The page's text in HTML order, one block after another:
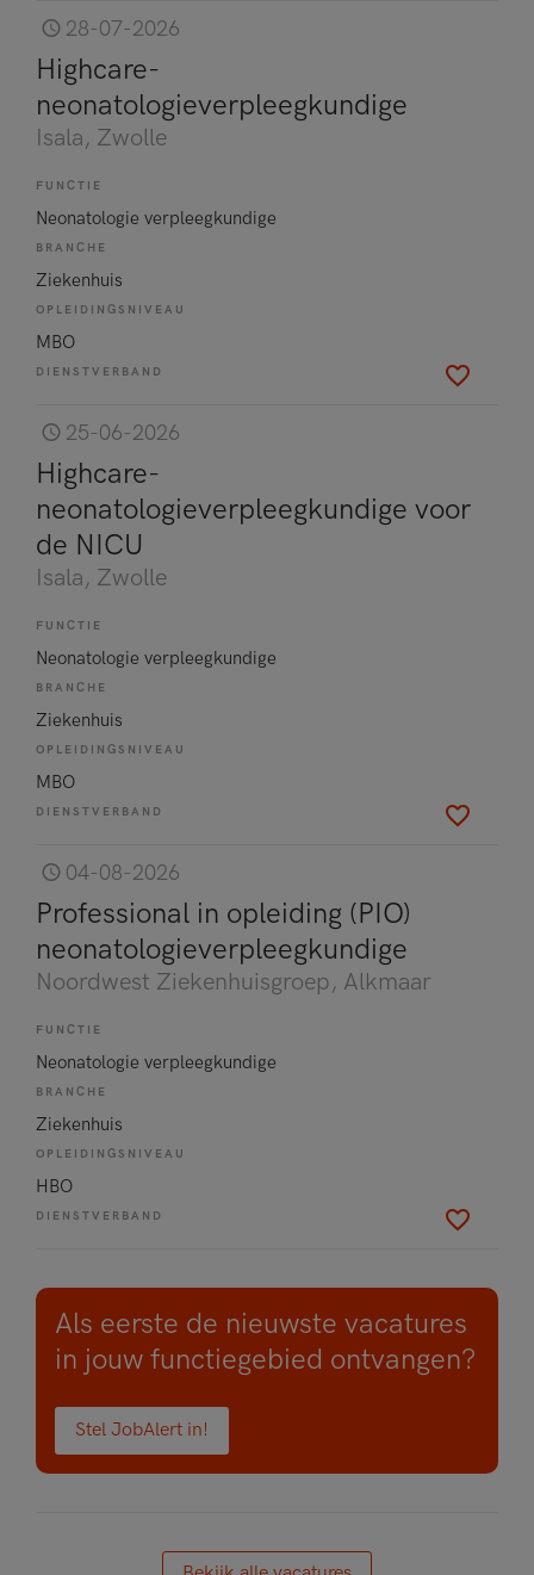
28-07-2026
Highcare-
neonatologieverpleegkundige
Isala, Zwolle
FUNCTIE
Neonatologie verpleegkundige
BRANCHE
Ziekenhuis
OPLEIDINGSNIVEAU
MBO
DIENSTVERBAND
25-06-2026
Highcare-
neonatologieverpleegkundige voor
de NICU
Isala, Zwolle
FUNCTIE
Neonatologie verpleegkundige
BRANCHE
Ziekenhuis
OPLEIDINGSNIVEAU
MBO
DIENSTVERBAND
04-08-2026
Professional in opleiding (PIO)
neonatologieverpleegkundige
Noordwest Ziekenhuisgroep, Alkmaar
FUNCTIE
Neonatologie verpleegkundige
BRANCHE
Ziekenhuis
OPLEIDINGSNIVEAU
HBO
DIENSTVERBAND
Als eerste de nieuwste vacatures
in jouw functiegebied ontvangen?
Stel JobAlert in!